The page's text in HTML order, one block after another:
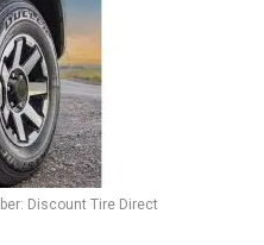
Discount Tire Direct